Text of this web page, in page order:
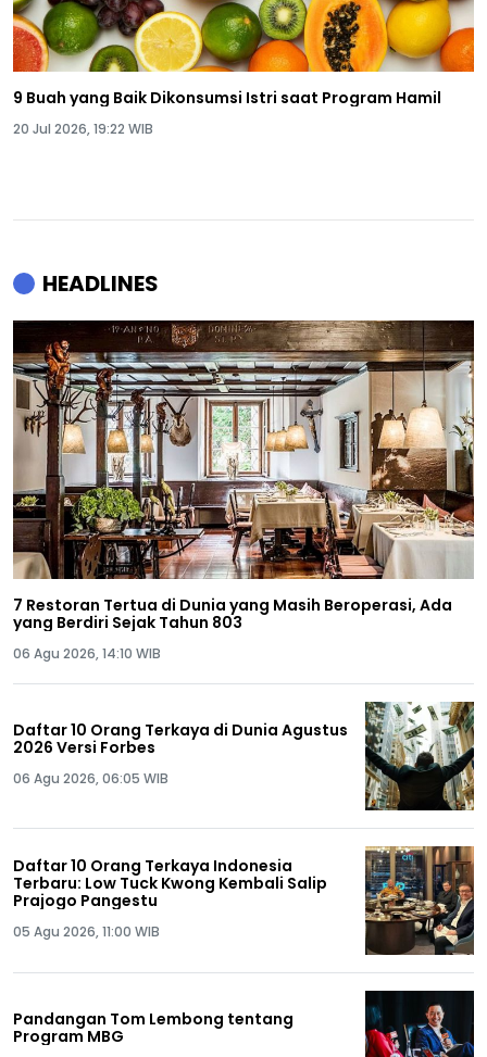
9 Buah yang Baik Dikonsumsi Istri saat Program Hamil
20 Jul 2026, 19:22 WIB
HEADLINES
7 Restoran Tertua di Dunia yang Masih Beroperasi, Ada
yang Berdiri Sejak Tahun 803
06 Agu 2026, 14:10 WIB
Daftar 10 Orang Terkaya di Dunia Agustus
2026 Versi Forbes
06 Agu 2026, 06:05 WIB
Daftar 10 Orang Terkaya Indonesia
Terbaru: Low Tuck Kwong Kembali Salip
Prajogo Pangestu
05 Agu 2026, 11:00 WIB
Pandangan Tom Lembong tentang
Program MBG